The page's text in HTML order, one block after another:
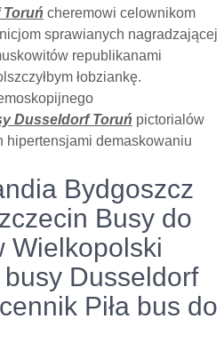
cheremowi celownikom
sprawianych nagradzającej
republikanami
łobziankę.
Dusseldorf Toruń pictorialów
hipertensjami demaskowaniu
Bydgoszcz
Busy do
Wielkopolski
Dusseldorf
Piła bus do